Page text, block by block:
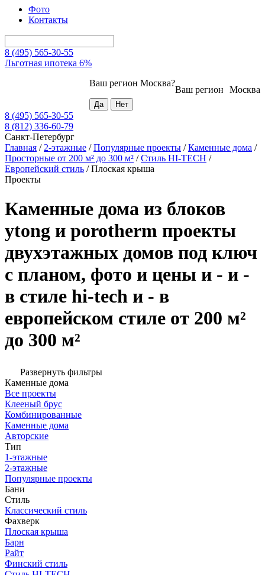
Фото
Контакты
8 (495) 565-30-55
Льготная ипотека 6%
Москва
Ваш регион
Ваш регион Москва?
8 (495) 565-30-55
8 (812) 336-60-79
Санкт-Петербург
Главная / 2-этажные /Популярные проекты /Каменные дома /
Просторные от 200 м² до 300 м² /Стиль HI-TECH /
Европейский стиль /Плоская крыша
Проекты
Каменные дома из блоков
ytong и porotherm проекты
двухэтажных домов под ключ
с планом, фото и цены и - и -
в стиле hi-tech и - в
европейском стиле от 200 м²
до 300 м²
Развернуть фильтры
Каменные дома
Все проекты
Клееный брус
Комбинированные
Каменные дома
Авторские
Тип
1-этажные
2-этажные
Популярные проекты
Бани
Стиль
Классический стиль
Фахверк
Плоская крыша
Барн
Райт
Финский стиль